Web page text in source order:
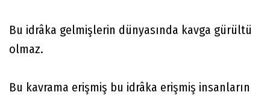
Bu idrâka gelmişlerin dünyasında kavga gürültü
olmaz.
Bu kavrama erişmiş bu idrâka erişmiş insanların